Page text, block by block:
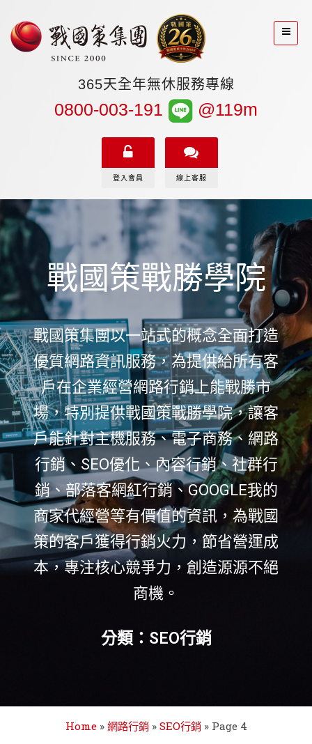
365天全年無休服務專線
0800-003-191 @119m
登入會員 線上客服
戰國策戰勝學院
戰國策集團以一站式的概念全面打造
優質網路資訊服務，為提供給所有客
戶在企業經營網路行銷上能戰勝市
場，特別提供戰國策戰勝學院，讓客
戶能針對主機服務、電子商務、網路
行銷、SEO優化、內容行銷、社群行
銷、部落客網紅行銷、GOOGLE我的
商家代經營等有價值的資訊，為戰國
策的客戶獲得行銷火力，節省營運成
本，專注核心競爭力，創造源源不絕
商機。
分類：SEO行銷
Home» 網路行銷» SEO行銷» Page 4